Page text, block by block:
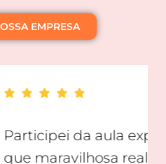
EMPRESA
experimental,
realmente a